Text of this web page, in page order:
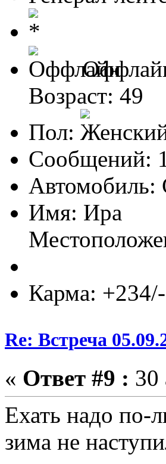
Возраст: 49
Пол:
Сообщений:
Автомобиль:
Имя: Ира
Карма:
Re: Встреча
« Ответ #9 : 30
Ехать надо по-
зима не